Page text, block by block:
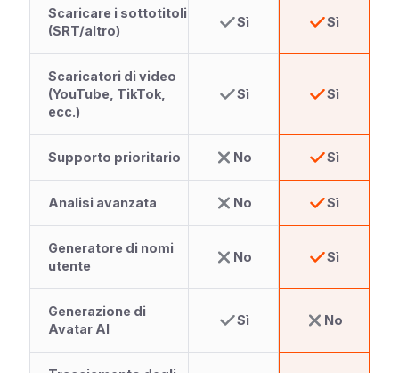
Scaricare i sottotitoli
(SRT/altro)
Sì Sì
Scaricatori di video
(YouTube, TikTok,
ecc.)
Sì Sì
Supporto prioritario No Sì
Analisi avanzata No Sì
Generatore di nomi
utente
No Sì
Generazione di
Avatar AI
Sì No